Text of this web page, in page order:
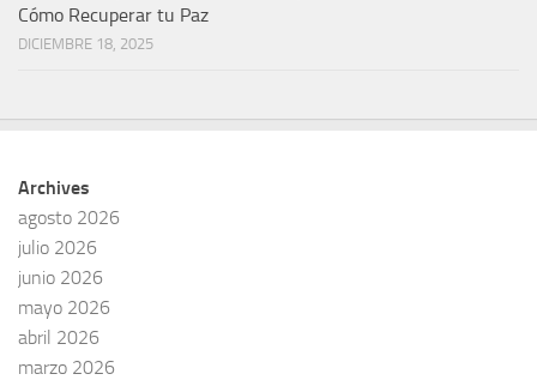
Cómo Recuperar tu Paz
DICIEMBRE 18, 2025
Archives
agosto 2026
julio 2026
junio 2026
mayo 2026
abril 2026
marzo 2026